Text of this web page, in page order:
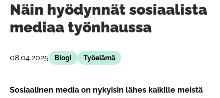
Näin hyödynnät sosiaalista
mediaa työnhaussa
08.04.2025 Blogi Työelämä
Sosiaalinen media on nykyisin lähes kaikille meistä